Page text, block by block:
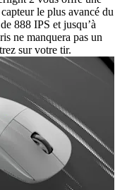
le plus avancé du
888 IPS et jusqu’à
ne manquera pas un
sur votre tir.